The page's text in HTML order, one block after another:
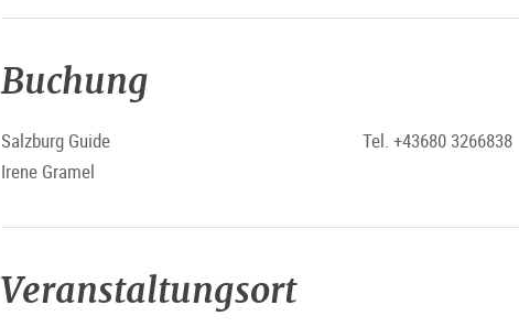
Buchung
Salzburg Guide
Irene Gramel
Tel. +43680 3266838
Veranstaltungsort